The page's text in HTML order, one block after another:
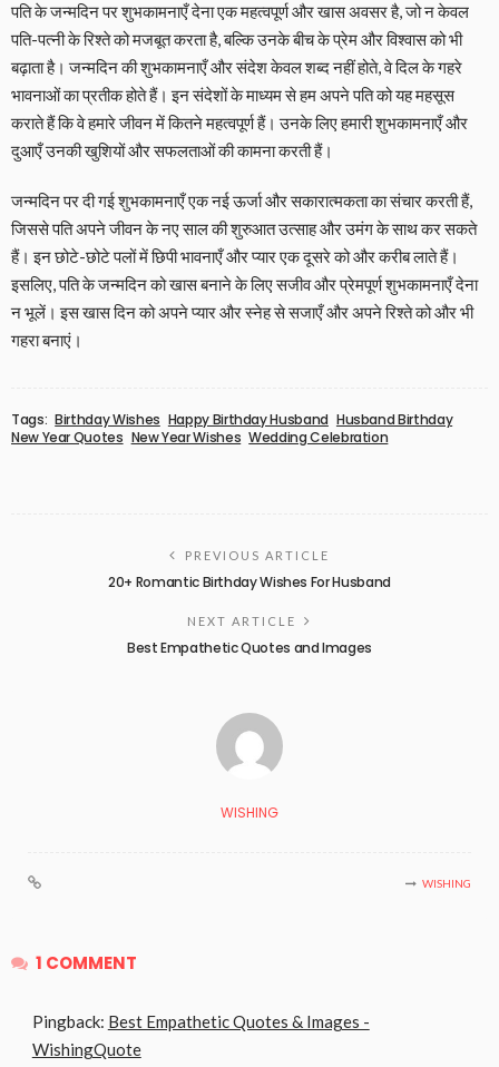
पति के जन्मदिन पर शुभकामनाएँ देना एक महत्वपूर्ण और खास अवसर है, जो न केवल
पति-पत्नी के रिश्ते को मजबूत करता है, बल्कि उनके बीच के प्रेम और विश्वास को भी
बढ़ाता है। जन्मदिन की शुभकामनाएँ और संदेश केवल शब्द नहीं होते, वे दिल के गहरे
भावनाओं का प्रतीक होते हैं। इन संदेशों के माध्यम से हम अपने पति को यह महसूस
कराते हैं कि वे हमारे जीवन में कितने महत्वपूर्ण हैं। उनके लिए हमारी शुभकामनाएँ और
दुआएँ उनकी खुशियों और सफलताओं की कामना करती हैं।
जन्मदिन पर दी गई शुभकामनाएँ एक नई ऊर्जा और सकारात्मकता का संचार करती हैं,
जिससे पति अपने जीवन के नए साल की शुरुआत उत्साह और उमंग के साथ कर सकते
हैं। इन छोटे-छोटे पलों में छिपी भावनाएँ और प्यार एक दूसरे को और करीब लाते हैं।
इसलिए, पति के जन्मदिन को खास बनाने के लिए सजीव और प्रेमपूर्ण शुभकामनाएँ देना
न भूलें। इस खास दिन को अपने प्यार और स्नेह से सजाएँ और अपने रिश्ते को और भी
गहरा बनाएं।
Tags: Birthday Wishes Happy Birthday Husband Husband Birthday
New Year Quotes New Year Wishes Wedding Celebration
PREVIOUS ARTICLE
20+ Romantic Birthday Wishes For Husband
NEXT ARTICLE
Best Empathetic Quotes and Images
WISHING
WISHING
1 COMMENT
Pingback: Best Empathetic Quotes & Images -
WishingQuote